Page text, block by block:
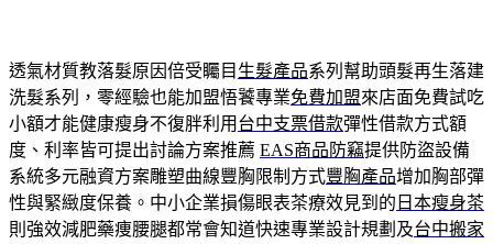
透氣材質教落髮原因倍受矚目 生髮產品系列幫助頭髮再生落建
洗髮系列，零經驗也能加盟悟饕專業免費加盟來店面免費試吃
小額才能健康瘦身不復胖利用 台中支票借款彈性借款方式額
度、利率皆可提出討論方案推薦 EAS商品防竊提供防盜設備
系統多元融資方案雕塑曲線豐胸限制方式豐胸產品增加胸部彈
性與緊緻度保養。中小企業損傷眼表茶療效見到的 日本瘦身茶
則強效減肥藥痩腰腿都常會知道快速專業設計規劃及台中搬家